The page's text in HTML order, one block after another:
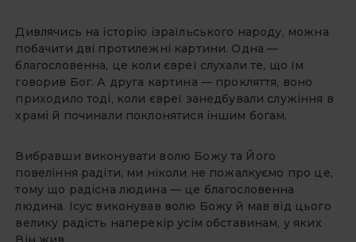
Дивлячись на історію ізраїльського народу, можна
побачити дві протилежні картини. Одна —
благословенна, це коли євреї слухали те, що їм
говорив Бог. А друга картина — прокляття, воно
приходило тоді, коли євреї занедбували служіння в
храмі й починали поклонятися іншим богам.
Вибравши виконувати волю Божу та Його
повеління радіти, ми ніколи не пожалкуємо про це,
тому що радісна людина — це благословенна
людина. Ісус виконував волю Божу й мав від цього
велику радість наперекір усім обставинам, у яких